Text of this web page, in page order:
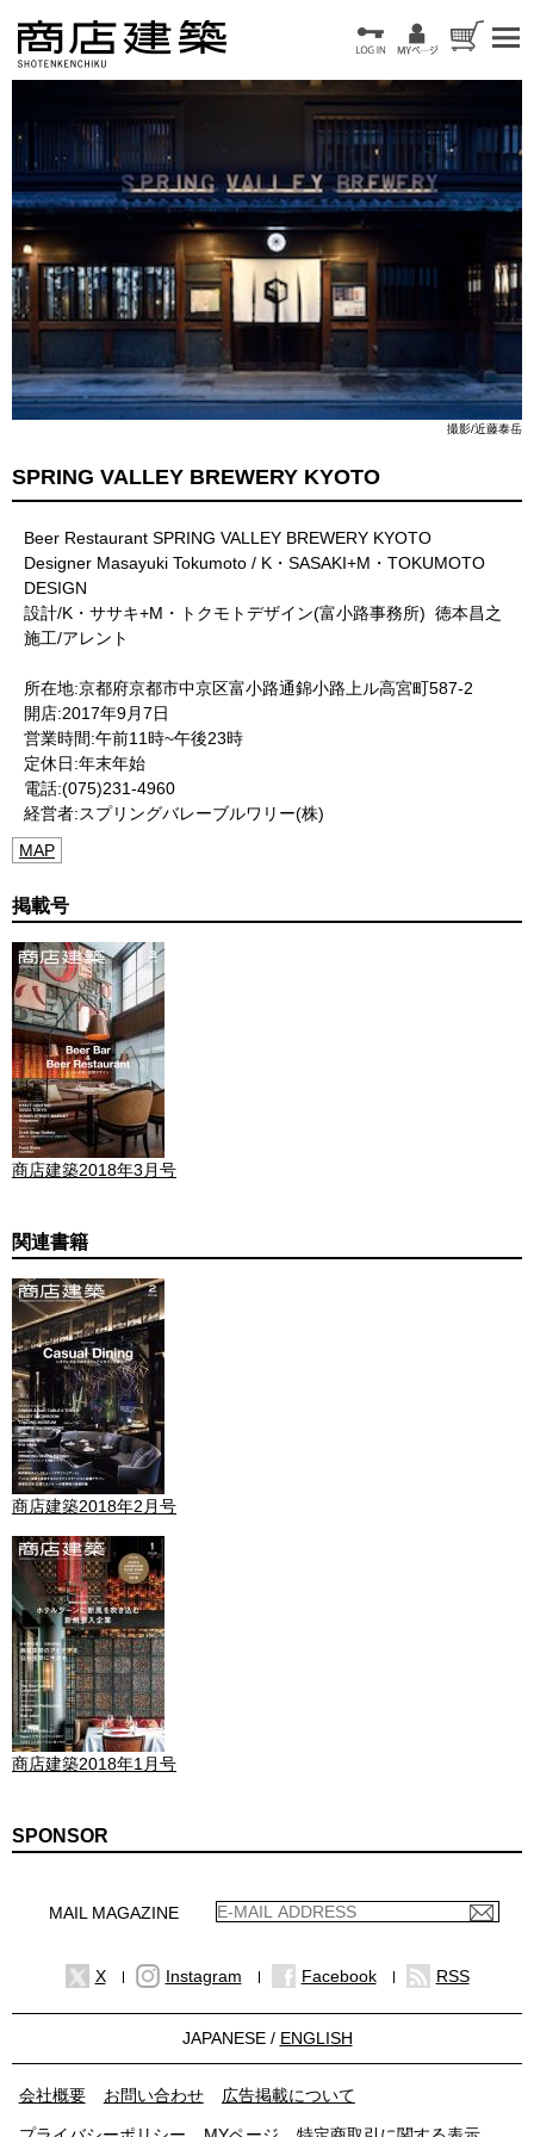
撮影/近藤泰岳
SPRING VALLEY BREWERY KYOTO
Beer Restaurant SPRING VALLEY BREWERY KYOTO
Designer Masayuki Tokumoto / K・SASAKI+M・TOKUMOTO
DESIGN
設計/K・ササキ+M・トクモトデザイン(富小路事務所) 徳本昌之
施工/アレント
所在地:京都府京都市中京区富小路通錦小路上ル高宮町587-2
開店:2017年9月7日
営業時間:午前11時~午後23時
定休日:年末年始
電話:(075)231-4960
経営者:スプリングバレーブルワリー(株)
MAP
掲載号
商店建築2018年3月号
関連書籍
商店建築2018年2月号
商店建築2018年1月号
SPONSOR
MAIL MAGAZINE
X Instagram Facebook RSS
JAPANESE / ENGLISH
会社概要 お問い合わせ 広告掲載について